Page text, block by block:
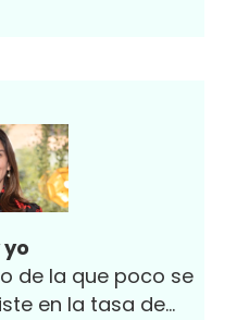
yo
de la que poco se
en la tasa de